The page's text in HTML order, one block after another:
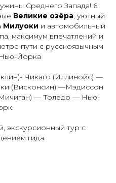
Среднего Запада! 6
Великие озёра, уютный
Милуоки и автомобильный
максимум впечатлений и
пути с русскоязычным
Йорка
Чикаго (Иллинойс) —
(Висконсин) —Мэдиссон
— Толедо — Нью-
экскурсионный тур с
гида.